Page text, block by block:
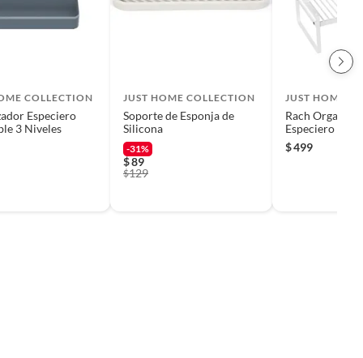
COLLECTION
Especiero
3 Niveles
JUST HOME COLLECTION
Soporte de Esponja de
Silicona
-31%
$89
$129
JUST HOME
Rach
Especiero
Niveles
$499